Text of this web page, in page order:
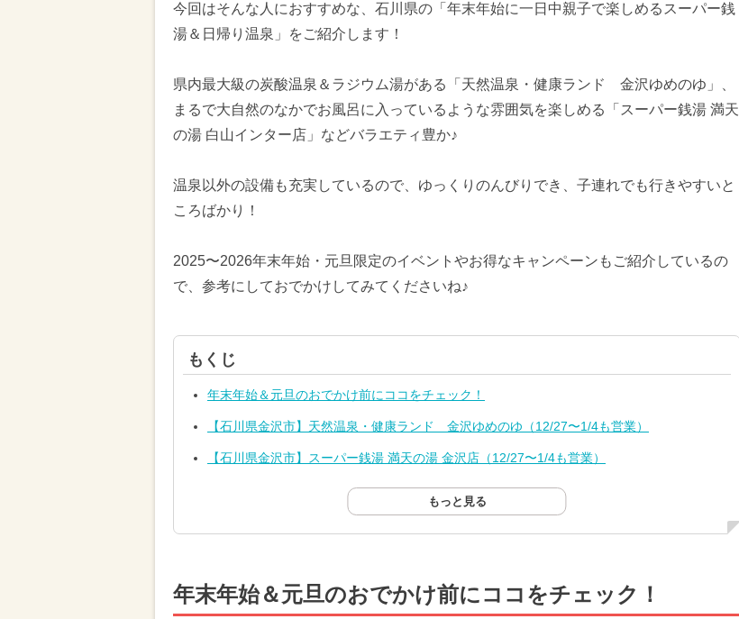
今回はそんな人におすすめな、石川県の「年末年始に一日中親子で楽しめるスーパー銭
湯＆日帰り温泉」をご紹介します！
県内最大級の炭酸温泉＆ラジウム湯がある「天然温泉・健康ランド 金沢ゆめのゆ」、
まるで大自然のなかでお風呂に入っているような雰囲気を楽しめる「スーパー銭湯 満天
の湯 白山インター店」などバラエティ豊か♪
温泉以外の設備も充実しているので、ゆっくりのんびりでき、子連れでも行きやすいと
ころばかり！
2025〜2026年末年始・元旦限定のイベントやお得なキャンペーンもご紹介しているの
で、参考にしておでかけしてみてくださいね♪
もくじ
年末年始＆元旦のおでかけ前にココをチェック！
【石川県金沢市】天然温泉・健康ランド 金沢ゆめのゆ（12/27〜1/4も営業）
【石川県金沢市】スーパー銭湯 満天の湯 金沢店（12/27〜1/4も営業）
もっと見る
年末年始＆元旦のおでかけ前にココをチェック！